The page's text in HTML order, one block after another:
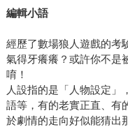
編輯小語
經歷了數場狼人遊戲的考
氣得牙癢癢？或許你不是
唷！
人設指的是「人物設定」
語等，有的老實正直、有
於劇情的走向好似能猜出